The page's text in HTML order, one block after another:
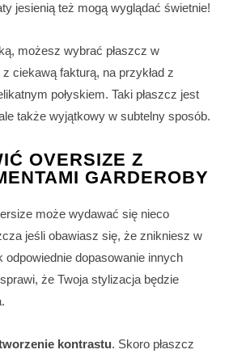
jesienią też mogą wyglądać świetnie!
możesz wybrać płaszcz w
ciekawą fakturą, na przykład z
połyskiem. Taki płaszcz jest
także wyjątkowy w subtelny sposób.
OVERSIZE Z
GARDEROBY
może wydawać się nieco
jeśli obawiasz się, że znikniesz w
odpowiednie dopasowanie innych
że Twoja stylizacja będzie
kontrastu. Skoro płaszcz